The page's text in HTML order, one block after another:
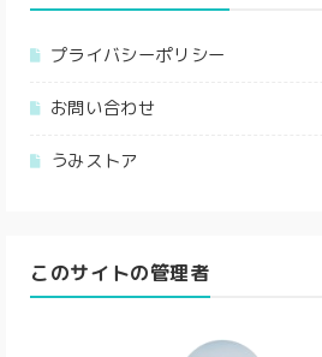
プライバシーポリシー
お問い合わせ
うみストア
このサイトの管理者